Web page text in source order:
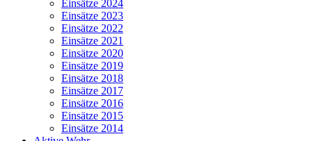
Einsätze 2024
Einsätze 2023
Einsätze 2022
Einsätze 2021
Einsätze 2020
Einsätze 2019
Einsätze 2018
Einsätze 2017
Einsätze 2016
Einsätze 2015
Einsätze 2014